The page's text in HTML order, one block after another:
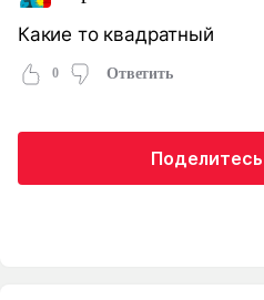
Какие то квадратный
0 Ответить